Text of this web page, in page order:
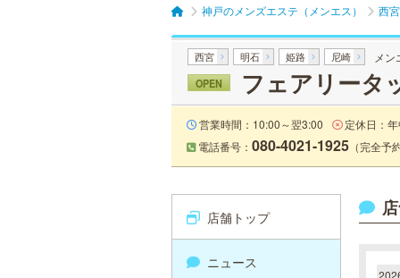
神戸のメンズエステ（メンエス） 西
西宮 明石 姫路 尼崎 メ
OPEN フェアリータ
営業時間：10:00～翌3:00 定休日：
電話番号： 080-4021-1925 （完全予
店舗トップ
ニュース